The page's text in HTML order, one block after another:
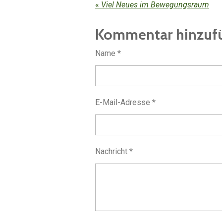
« Viel Neues im Bewegungsraum
Kommentar
Name *
E-Mail-Adresse *
Nachricht *